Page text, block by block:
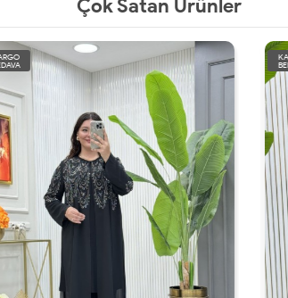
Çok Satan Ürünler
BEDAVA